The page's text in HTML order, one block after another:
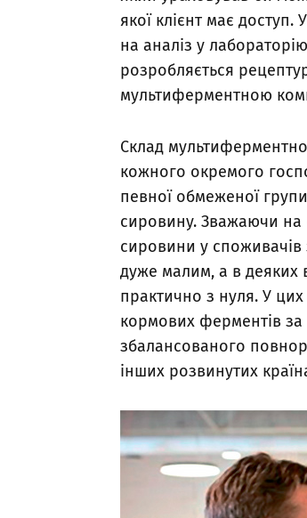
якої клієнт має
на аналіз у
розробляється
мультиферментною
Склад
кожного окремого
певної обмеженої
сировину. Зважаючи на
сировини у споживачів
дуже малим, а в деяких
практично з нуля. У
кормових ферментів
збалансованого
інших розвинутих